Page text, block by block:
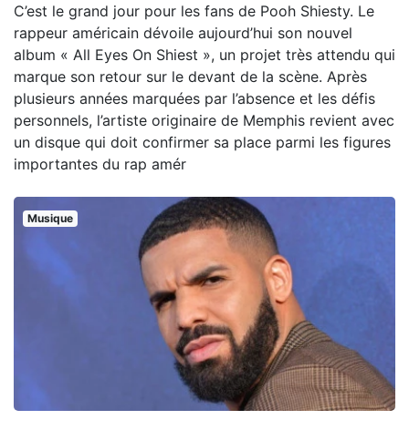
C’est le grand jour pour les fans de Pooh Shiesty. Le
rappeur américain dévoile aujourd’hui son nouvel
album « All Eyes On Shiest », un projet très attendu qui
marque son retour sur le devant de la scène. Après
plusieurs années marquées par l’absence et les défis
personnels, l’artiste originaire de Memphis revient avec
un disque qui doit confirmer sa place parmi les figures
importantes du rap amér
Musique